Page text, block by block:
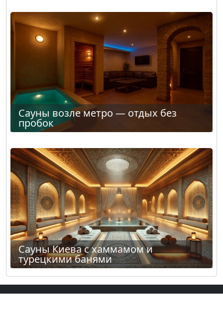
Сауны возле метро — отдых без
пробок
Сауны Киева с хаммамом и
турецкими банями